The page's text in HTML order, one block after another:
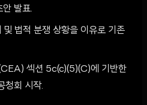
안 발표.
법적 분쟁 상황을 이유로 기존
섹션 5c(c)(5)(C)에 기반한
청회 시작.